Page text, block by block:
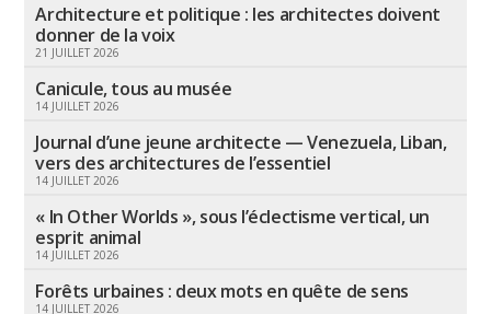
Architecture et politique : les architectes doivent
donner de la voix
21 JUILLET 2026
Canicule, tous au musée
14 JUILLET 2026
Journal d’une jeune architecte — Venezuela, Liban,
vers des architectures de l’essentiel
14 JUILLET 2026
« In Other Worlds », sous l’éclectisme vertical, un
esprit animal
14 JUILLET 2026
Forêts urbaines : deux mots en quête de sens
14 JUILLET 2026